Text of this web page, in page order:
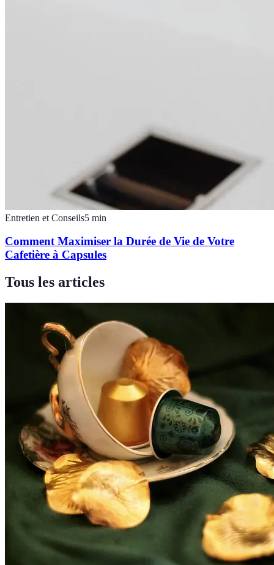
Entretien et Conseils5 min
Comment Maximiser la Durée de Vie de Votre
Cafetière à Capsules
Tous les articles